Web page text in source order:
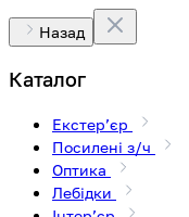
Назад
Каталог
Екстерʼєр
Посилені з/ч
Оптика
Лебідки